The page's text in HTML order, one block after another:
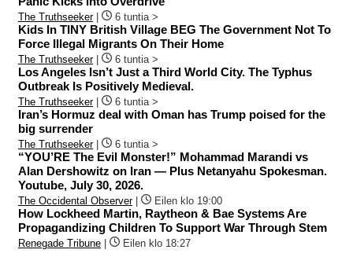
The Truthseeker| 6 tuntia >
Kids In TINY British Village BEG The Government Not To
Force Illegal Migrants On Their Home
The Truthseeker| 6 tuntia >
Los Angeles Isn’t Just a Third World City. The Typhus
Outbreak Is Positively Medieval.
The Truthseeker| 6 tuntia >
Iran’s Hormuz deal with Oman has Trump poised for the
big surrender
The Truthseeker| 6 tuntia >
“YOU’RE The Evil Monster!” Mohammad Marandi vs
Alan Dershowitz on Iran — Plus Netanyahu Spokesman.
Youtube, July 30, 2026.
The Occidental Observer| Eilen klo 19:00
How Lockheed Martin, Raytheon & Bae Systems Are
Propagandizing Children To Support War Through Stem
Renegade Tribune Eilen klo 18:27